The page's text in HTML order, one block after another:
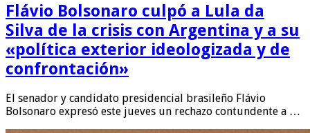
Flávio Bolsonaro culpó a Lula da
Silva de la crisis con Argentina y a su
«política exterior ideologizada y de
confrontación»
El senador y candidato presidencial brasileño Flávio
Bolsonaro expresó este jueves un rechazo contundente a …